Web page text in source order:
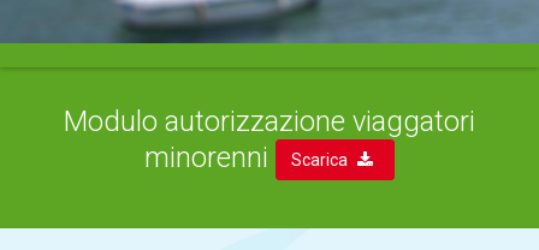
Modulo autorizzazione viaggatori
minorenni
Scarica